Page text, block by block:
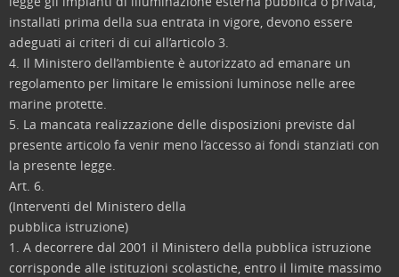
installati prima della sua entrata in vigore, devono essere
adeguati ai criteri di cui all’articolo 3.
4. Il Ministero dell’ambiente è autorizzato ad emanare un
regolamento per limitare le emissioni luminose nelle aree
marine protette.
5. La mancata realizzazione delle disposizioni previste dal
presente articolo fa venir meno l’accesso ai fondi stanziati con
la presente legge.
Art. 6.
(Interventi del Ministero della
pubblica istruzione)
1. A decorrere dal 2001 il Ministero della pubblica istruzione
corrisponde alle istituzioni scolastiche, entro il limite massimo